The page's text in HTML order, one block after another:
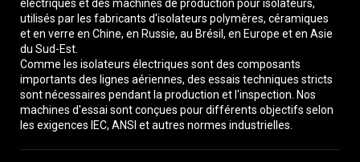
électriques et des machines de production pour isolateurs,
utilisés par les fabricants d'isolateurs polymères, céramiques
et en verre en Chine, en Russie, au Brésil, en Europe et en Asie
du Sud-Est.
Comme les isolateurs électriques sont des composants
importants des lignes aériennes, des essais techniques stricts
sont nécessaires pendant la production et l'inspection. Nos
machines d'essai sont conçues pour différents objectifs selon
les exigences IEC, ANSI et autres normes industrielles.